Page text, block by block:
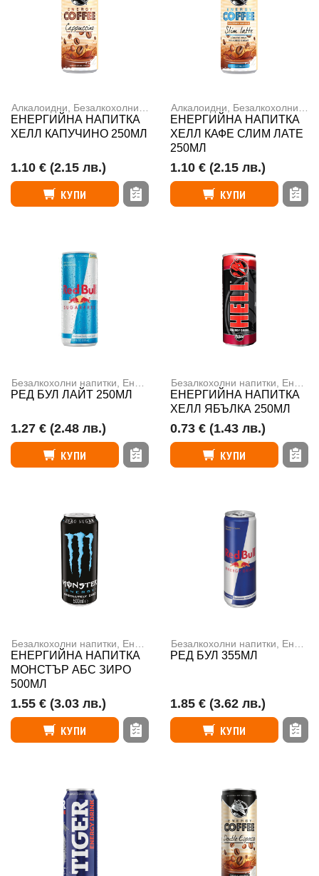
Алкалоидни Безалкохолни напитки ,Енергийни напитки,Кафе
ЕНЕРГИЙНА НАПИТКА
ХЕЛЛ КАПУЧИНО 250МЛ
1.10 € (2.15 лв.)
КУПИ
Алкалоидни Безалкохолни напитки
ЕНЕРГИЙНА НАПИТКА
ХЕЛЛ КАФЕ СЛИМ ЛАТЕ
250МЛ
1.10 € (2.15 лв.)
КУПИ
Безалкохолни напитки Енергийни напитки
РЕД БУЛ ЛАЙТ 250МЛ
1.27 € (2.48 лв.)
КУПИ
Безалкохолни напитки Енергийни напитки
ЕНЕРГИЙНА НАПИТКА
ХЕЛЛ ЯБЪЛКА 250МЛ
0.73 € (1.43 лв.)
КУПИ
Безалкохолни напитки Енергийни напитки
ЕНЕРГИЙНА НАПИТКА
МОНСТЪР АБС ЗИРО
500МЛ
1.55 € (3.03 лв.)
КУПИ
Безалкохолни напитки Енергийни напитки
РЕД БУЛ 355МЛ
1.85 € (3.62 лв.)
КУПИ